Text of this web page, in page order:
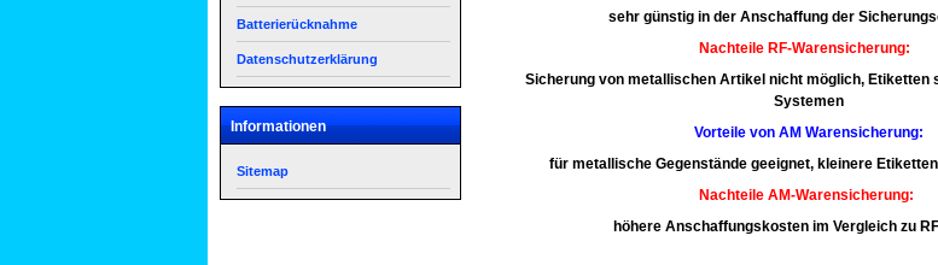
Batterierücknahme
Datenschutzerklärung
Informationen
Sitemap
sehr günstig in der Anschaffung der
Nachteile RF-Warensicherung:
Sicherung von metallischen Artikel nicht möglich, Etiketten
Systemen
Vorteile von AM Warensicherung:
für metallische Gegenstände geeignet, kleinere
Nachteile AM-Warensicherung:
höhere Anschaffungskosten im Vergleich zu